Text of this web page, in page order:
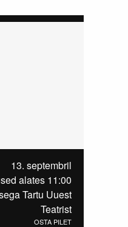
13. septembril
alates 11:00
Tartu Uuest
Teatrist
OSTA PILET